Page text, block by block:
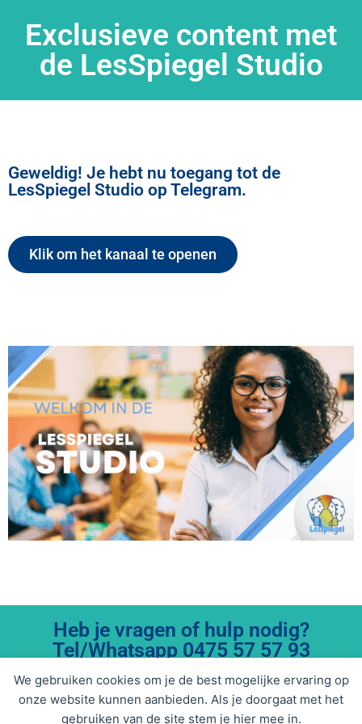
We gebruiken cookies om je de best mogelijke ervaring op
onze website kunnen aanbieden. Als je doorgaat met het
gebruiken van de site stem je hier mee in.
Exclusieve content met
de LesSpiegel Studio
Geweldig! Je hebt nu toegang tot de
LesSpiegel Studio op Telegram.
Klik om het kanaal te openen
Heb je vragen of hulp nodig?
Tel/Whatsapp 0475 57 57 93
support@smartschools.academy